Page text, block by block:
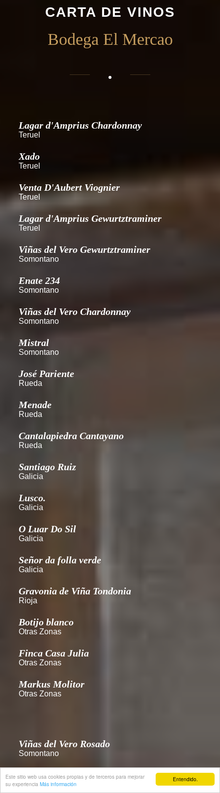
Entendido.
Este sitio web usa cookies propias y de terceros para mejorar
su experiencia Más información
CARTA DE VINOS
Bodega El Mercao
Lagar d'Amprius Chardonnay
Teruel
Xado
Teruel
Venta D'Aubert Viognier
Teruel
Lagar d'Amprius Gewurtztraminer
Teruel
Viñas del Vero Gewurtztraminer
Somontano
Enate 234
Somontano
Viñas del Vero Chardonnay
Somontano
Mistral
Somontano
José Pariente
Rueda
Menade
Rueda
Cantalapiedra Cantayano
Rueda
Santiago Ruiz
Galicia
Lusco.
Galicia
O Luar Do Sil
Galicia
Señor da folla verde
Galicia
Gravonia de Viña Tondonia
Rioja
Botijo blanco
Otras Zonas
Finca Casa Julia
Otras Zonas
Markus Molitor
Otras Zonas
Viñas del Vero Rosado
Somontano
Viñas del Vero Pinot Noir
Somontano